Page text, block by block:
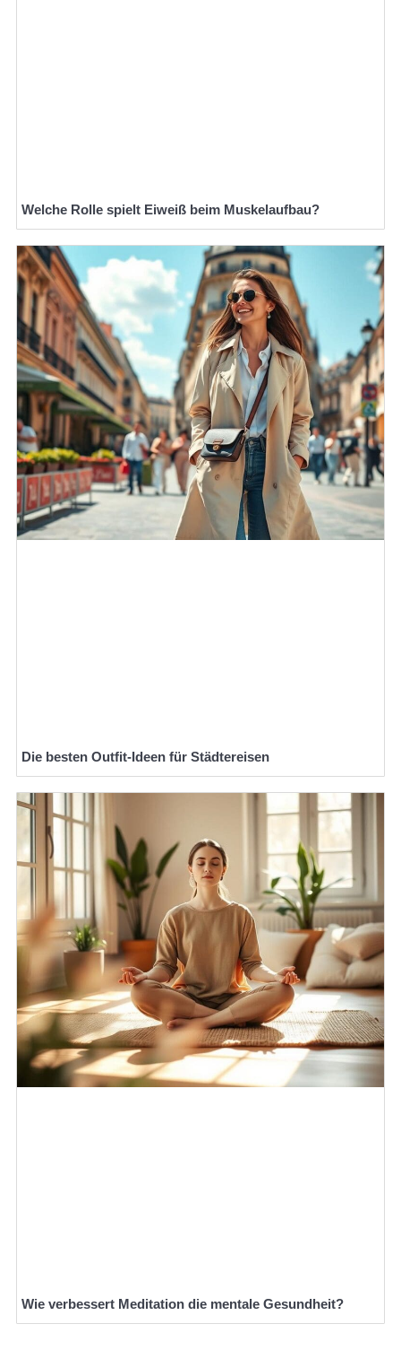
Welche Rolle spielt Eiweiß beim Muskelaufbau?
Die besten Outfit-Ideen für Städtereisen
Wie verbessert Meditation die mentale Gesundheit?